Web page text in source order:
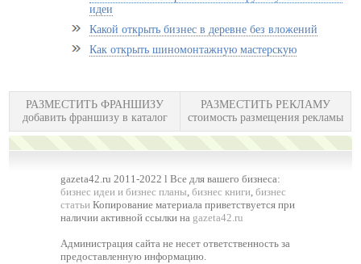
идеи
Какой открыть бизнес в деревне без вложений
Как открыть шиномонтажную мастерскую
РАЗМЕСТИТЬ ФРАНШИЗУ
добавить франшизу в каталог
РАЗМЕСТИТЬ РЕКЛАМУ
стоимость размещения рекламы
gazeta42.ru 2011-2022 l Все для вашего бизнеса:
бизнес идеи и бизнес планы,бизнес книги,бизнес
статьи Копирование материала приветствуется при
наличии активной ссылки на gazeta42.ru
Администрация сайта не несет ответственность за
предоставленную информацию.